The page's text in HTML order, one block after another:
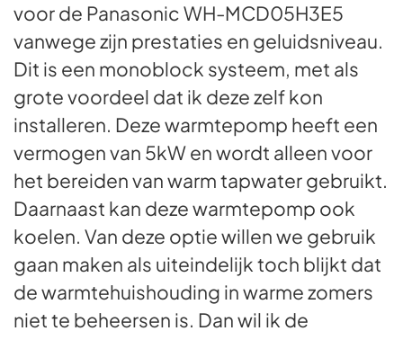
voor de Panasonic WH-MCD05H3E5
vanwege zijn prestaties en geluidsniveau.
Dit is een monoblock systeem, met als
grote voordeel dat ik deze zelf kon
installeren. Deze warmtepomp heeft een
vermogen van 5kW en wordt alleen voor
het bereiden van warm tapwater gebruikt.
Daarnaast kan deze warmtepomp ook
koelen. Van deze optie willen we gebruik
gaan maken als uiteindelijk toch blijkt dat
de warmtehuishouding in warme zomers
niet te beheersen is. Dan wil ik de